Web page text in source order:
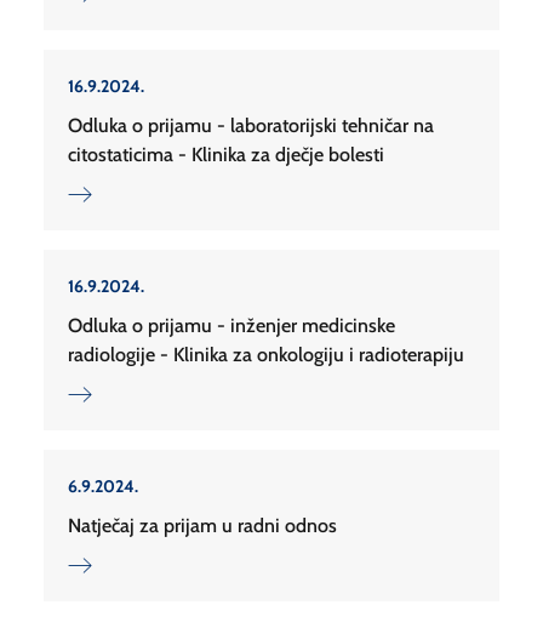
16.9.2024.
Odluka o prijamu - laboratorijski tehničar na
citostaticima - Klinika za dječje bolesti
16.9.2024.
Odluka o prijamu - inženjer medicinske
radiologije - Klinika za onkologiju i radioterapiju
6.9.2024.
Natječaj za prijam u radni odnos